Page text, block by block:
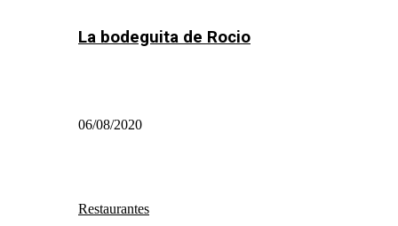
La bodeguita de Rocio
06/08/2020
Restaurantes